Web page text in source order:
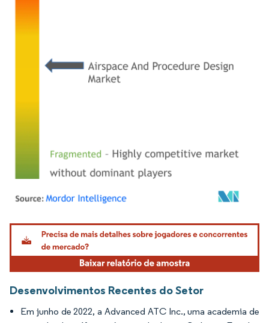
Imagem © Mordor Intelligence. O reuso requer atribuição conforme CC BY 4.0.
Desenvolvimentos Recentes do Setor
Em junho de 2022, a Advanced ATC Inc., uma academia de